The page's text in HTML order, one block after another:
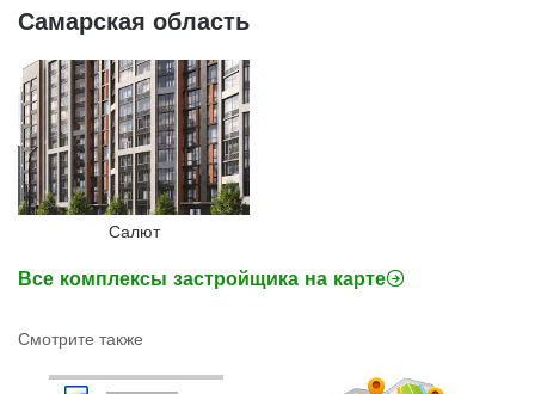
Самарская область
Салют
Все комплексы застройщика на карте
Смотрите также